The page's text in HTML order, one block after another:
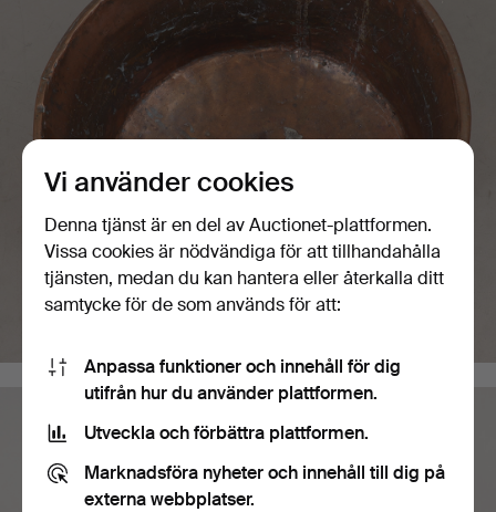
Vi använder cookies
Denna tjänst är en del av Auctionet-plattformen.
Vissa cookies är nödvändiga för att tillhandahålla
tjänsten, medan du kan hantera eller återkalla ditt
samtycke för de som används för att:
Anpassa funktioner och innehåll för dig
utifrån hur du använder plattformen.
Utveckla och förbättra plattformen.
Marknadsföra nyheter och innehåll till dig på
externa webbplatser.